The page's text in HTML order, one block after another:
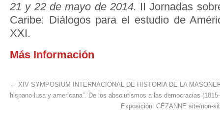
21 y 22 de mayo de 2014. II Jornadas
Caribe: Diálogos para el estudio de
XXI.
Más Información
← XIV SYMPOSIUM INTERNACIONAL DE HISTORIA DE LA
hispano-lusa y americana”. De los absolutismos a las democracias (1815-
Exposición: CÉZANNE site/non-